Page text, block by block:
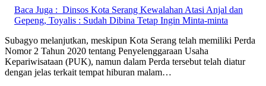
Baca Juga : Dinsos Kota Serang Kewalahan Atasi Anjal dan
Gepeng, Toyalis : Sudah Dibina Tetap Ingin Minta-minta
Subagyo melanjutkan, meskipun Kota Serang telah memiliki Perda
Nomor 2 Tahun 2020 tentang Penyelenggaraan Usaha
Kepariwisataan (PUK), namun dalam Perda tersebut telah diatur
dengan jelas terkait tempat hiburan malam…